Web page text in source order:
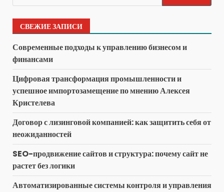
СВЕЖИЕ ЗАПИСИ
Современные подходы к управлению бизнесом и
финансами
Цифровая трансформация промышленности и
успешное импортозамещение по мнению Алексея
Кристелева
Договор с лизинговой компанией: как защитить себя от
неожиданностей
SEO-продвижение сайтов и структура: почему сайт не
растет без логики
Автоматизированные системы контроля и управления